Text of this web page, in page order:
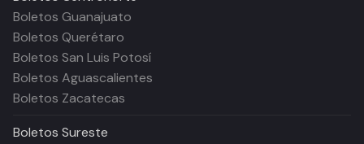
Boletos Guanajuato
Boletos Querétaro
Boletos San Luis Potosí
Boletos Aguascalientes
Boletos Zacatecas
Boletos Sureste